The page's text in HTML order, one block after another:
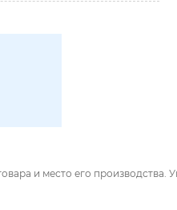
и место его производства.